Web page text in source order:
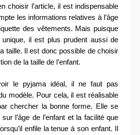
choisir l’article, il est indispensable
les informations relatives à l’âge
des vêtements. Mais puisque
il est plus prudent aussi de
taille. Il est donc possible de choisir
de la taille de l’enfant.
le pyjama idéal, il ne faut pas
modèle. Pour cela, il est réalisable
chercher la bonne forme. Elle se
l’âge de l’enfant et la facilité que
enfile la tenue à son enfant. Il